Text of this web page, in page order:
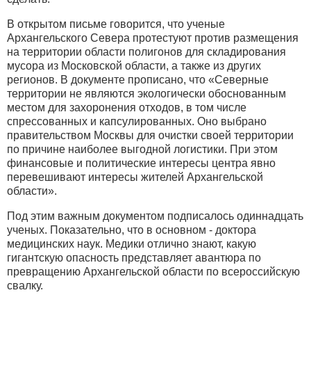
В открытом письме говорится, что ученые
Архангельского Севера протестуют против размещения
на территории области полигонов для складирования
мусора из Московской области, а также из других
регионов. В документе прописано, что «Северные
территории не являются экологически обоснованным
местом для захоронения отходов, в том числе
спрессованных и капсулированных. Оно выбрано
правительством Москвы для очистки своей территории
по причине наиболее выгодной логистики. При этом
финансовые и политические интересы центра явно
перевешивают интересы жителей Архангельской
области».
Под этим важным документом подписалось одиннадцать
ученых. Показательно, что в основном - доктора
медицинских наук. Медики отлично знают, какую
гигантскую опасность представляет авантюра по
превращению Архангельской области по всероссийскую
свалку.